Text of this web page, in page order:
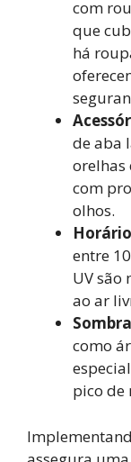
com
que
há
de aba
orelhas
com
olhos.
entre
UV são
ao ar
Sombra
como
pico de